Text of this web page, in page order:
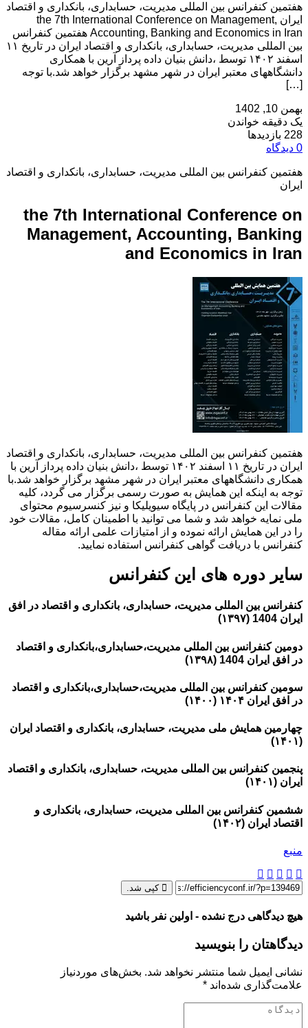
هفتمین کنفرانس بین المللی مدیریت، حسابداری، بانکداری و اقتصاد
ایران the 7th International Conference on Management,
Accounting, Banking and Economics in Iran هفتمین کنفرانس
بین المللی مدیریت، حسابداری، بانکداری و اقتصاد ایران در تاریخ ۱۱
اسفند ۱۴۰۲ توسط ،دانش بنیان داده پرداز آرین با همکاری
دانشگاههای معتبر ایران در شهر مشهد برگزار خواهد شد.با توجه
[…]
بهمن 10, 1402
یک دقیقه خواندن
228 بازدیدها
0 دیدگاه
هفتمین کنفرانس بین المللی مدیریت، حسابداری، بانکداری و اقتصاد
ایران
the 7th International Conference on
Management, Accounting, Banking
and Economics in Iran
هفتمین کنفرانس بین المللی مدیریت، حسابداری، بانکداری و اقتصاد
ایران در تاریخ ۱۱ اسفند ۱۴۰۲ توسط ،دانش بنیان داده پرداز آرین با
همکاری دانشگاههای معتبر ایران در شهر مشهد برگزار خواهد شد.با
توجه به اینکه این همایش به صورت رسمی برگزار می گردد، کلیه
مقالات این کنفرانس در پایگاه سیویلیکا و نیز کنسرسیوم محتوای
ملی نمایه خواهد شد و شما می توانید با اطمینان کامل، مقالات خود
را در این همایش ارائه نموده و از امتیازات علمی ارائه مقاله
کنفرانس با دریافت گواهی کنفرانس استفاده نمایید.
سایر دوره های این کنفرانس
کنفرانس بین المللی مدیریت، حسابداری، بانکداری و اقتصاد در افق
ایران 1404 (۱۳۹۷)
دومین کنفرانس بین المللی مدیریت،حسابداری،بانکداری و اقتصاد
در افق ایران 1404 (۱۳۹۸)
سومین کنفرانس بین المللی مدیریت،حسابداری،بانکداری و اقتصاد
در افق ایران ۱۴۰۴ (۱۴۰۰)
چهارمین همایش ملی مدیریت، حسابداری، بانکداری و اقتصاد ایران
(۱۴۰۱)
پنجمین کنفرانس بین المللی مدیریت، حسابداری، بانکداری و اقتصاد
ایران (۱۴۰۱)
ششمین کنفرانس بین المللی مدیریت، حسابداری، بانکداری و
اقتصاد ایران (۱۴۰۲)
منبع
کپی شد.
هیچ دیدگاهی درج نشده - اولین نفر باشید
دیدگاهتان را بنویسید
نشانی ایمیل شما منتشر نخواهد شد. بخش‌های موردنیاز
علامت‌گذاری شده‌اند *